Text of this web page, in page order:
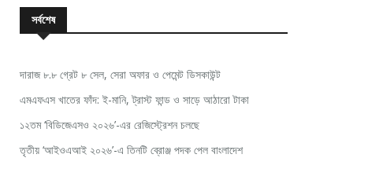
সর্বশেষ
দারাজ ৮.৮ গ্রেট ৮ সেল, সেরা অফার ও পেমেন্ট ডিসকাউন্ট
এমএফএস খাতের ফাঁদ: ই-মানি, ট্রাস্ট ফান্ড ও সাড়ে আঠারো টাকা
১২তম ‘বিডিজেএসও ২০২৬’-এর রেজিস্ট্রেশন চলছে
তৃতীয় ‘আইওএআই ২০২৬’-এ তিনটি ব্রোঞ্জ পদক পেল বাংলাদেশ